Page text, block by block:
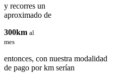
y recorres un
aproximado de
300km al
mes
entonces, con nuestra modalidad
de pago por km serían